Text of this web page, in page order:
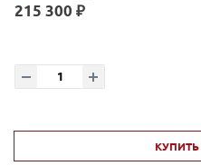
215 300 ₽